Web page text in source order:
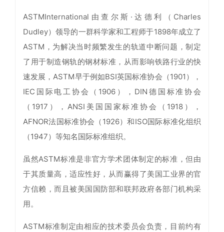
ASTMInternational由查尔斯·达德利（Charles
Dudley）领导的一群科学家和工程师于1898年成立了
ASTM，为解决当时频繁发生的轨道中断问题，制定
了用于制造钢轨的钢材标准，从而影响铁路行业的快
速发展，ASTM早于例如BSI英国标准协会（1901），
IEC国际电工协会（1906），DIN德国标准协会
（1917），ANSI美国国家标准协会（1918），
AFNOR法国标准协会（1926）和ISO国际标准化组织
（1947）等知名国际标准组织。
虽然ASTM标准是非官方学术团体制定的标准，但由
于其质量高，适应性好，从而赢得了美国工业界的官
方信赖，而且被美国国防部和联邦政府各部门机构采
用。
ASTM标准制定由相应的技术委员会负责，目前约有